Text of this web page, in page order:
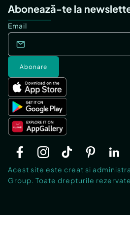
Abonează-te la
Email
Abonare
Acest site este creat si
Group. Toate drepturile